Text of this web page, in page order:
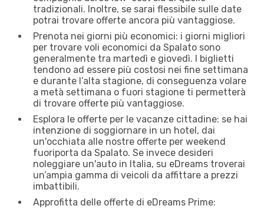
tradizionali. Inoltre, se sarai flessibile sulle date
potrai trovare offerte ancora più vantaggiose.
Prenota nei giorni più economici: i giorni migliori
per trovare voli economici da Spalato sono
generalmente tra martedì e giovedì. I biglietti
tendono ad essere più costosi nei fine settimana
e durante l’alta stagione, di conseguenza volare
a metà settimana o fuori stagione ti permetterà
di trovare offerte più vantaggiose.
Esplora le offerte per le vacanze cittadine: se hai
intenzione di soggiornare in un hotel, dai
un'occhiata alle nostre offerte per weekend
fuoriporta da Spalato. Se invece desideri
noleggiare un'auto in Italia, su eDreams troverai
un’ampia gamma di veicoli da affittare a prezzi
imbattibili.
Approfitta delle offerte di eDreams Prime: